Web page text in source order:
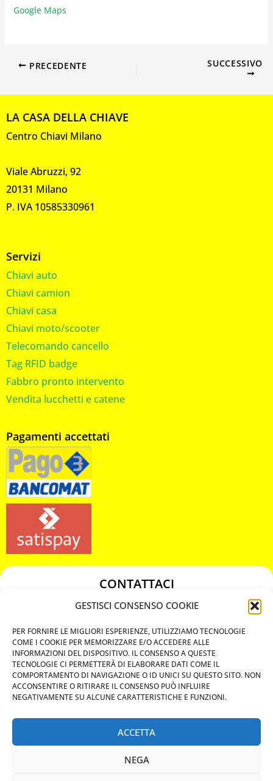
GESTISCI CONSENSO COOKIE
PER FORNIRE LE MIGLIORI ESPERIENZE, UTILIZZIAMO TECNOLOGIE
COME I COOKIE PER MEMORIZZARE E/O ACCEDERE ALLE
INFORMAZIONI DEL DISPOSITIVO. IL CONSENSO A QUESTE
TECNOLOGIE CI PERMETTERÀ DI ELABORARE DATI COME IL
COMPORTAMENTO DI NAVIGAZIONE O ID UNICI SU QUESTO SITO. NON
ACCONSENTIRE O RITIRARE IL CONSENSO PUÒ INFLUIRE
NEGATIVAMENTE SU ALCUNE CARATTERISTICHE E FUNZIONI.
ACCETTA
NEGA
Google Maps
PRECEDENTE SUCCESSIVO
LA CASA DELLA CHIAVE
Centro Chiavi Milano
Viale Abruzzi, 92
20131 Milano
P. IVA 10585330961
Servizi
Chiavi auto
Chiavi camion
Chiavi casa
Chiavi moto/scooter
Telecomando cancello
Tag RFID badge
Fabbro pronto intervento
Vendita lucchetti e catene
Pagamenti accettati
CONTATTACI
349 3863811
chiavicodificate@gmail.com
Privacy Policy
Cookie Policy
MAPS
CHIAMA ORA